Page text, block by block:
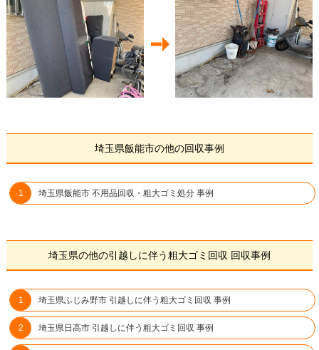
埼玉県飯能市の他の回収事例
埼玉県飯能市 不用品回収・粗大ゴミ処分 事例
埼玉県の他の引越しに伴う粗大ゴミ回収 回収事例
埼玉県ふじみ野市 引越しに伴う粗大ゴミ回収 事例
埼玉県日高市 引越しに伴う粗大ゴミ回収 事例